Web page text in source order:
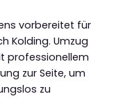
vorbereitet für
Kolding. Umzug
professionellem
zur Seite, um
zu